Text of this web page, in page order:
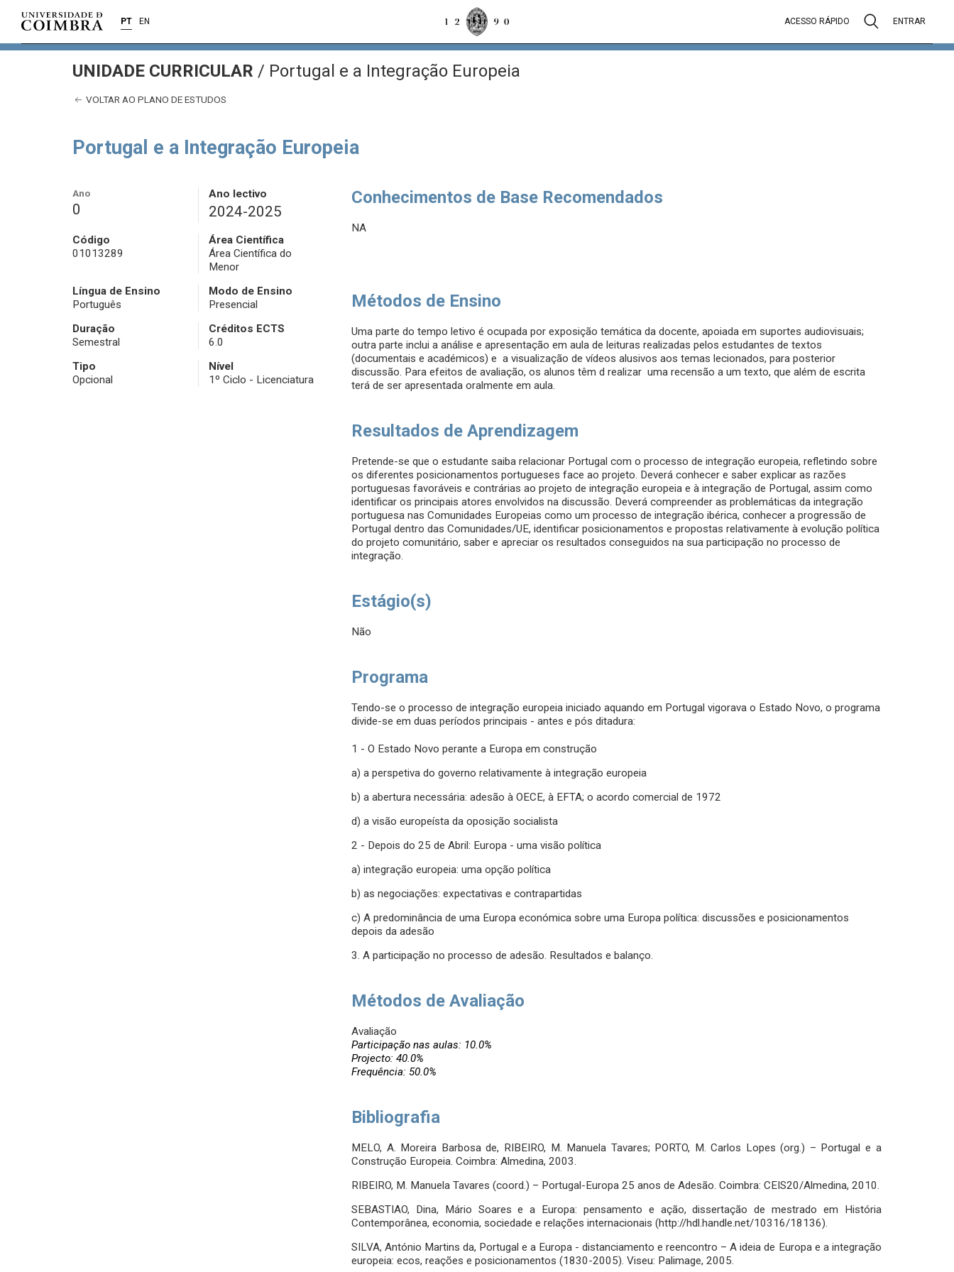
PT EN ACESSO RÁPIDO ENTRAR
UNIDADE CURRICULAR / Portugal e a Integração Europeia
VOLTAR AO PLANO DE ESTUDOS
Portugal e a Integração Europeia
Ano
0
Ano lectivo
2024-2025
Código
01013289
Área Científica
Área Científica do
Menor
Língua de Ensino
Português
Modo de Ensino
Presencial
Duração
Semestral
Créditos ECTS
6.0
Tipo
Opcional
Nível
1º Ciclo - Licenciatura
Conhecimentos de Base Recomendados
NA
Métodos de Ensino
Uma parte do tempo letivo é ocupada por exposição temática da docente, apoiada em suportes audiovisuais;
outra parte inclui a análise e apresentação em aula de leituras realizadas pelos estudantes de textos
(documentais e académicos) e a visualização de vídeos alusivos aos temas lecionados, para posterior
discussão. Para efeitos de avaliação, os alunos têm d realizar uma recensão a um texto, que além de escrita
terá de ser apresentada oralmente em aula.
Resultados de Aprendizagem
Pretende-se que o estudante saiba relacionar Portugal com o processo de integração europeia, refletindo sobre
os diferentes posicionamentos portugueses face ao projeto. Deverá conhecer e saber explicar as razões
portuguesas favoráveis e contrárias ao projeto de integração europeia e à integração de Portugal, assim como
identificar os principais atores envolvidos na discussão. Deverá compreender as problemáticas da integração
portuguesa nas Comunidades Europeias como um processo de integração ibérica, conhecer a progressão de
Portugal dentro das Comunidades/UE, identificar posicionamentos e propostas relativamente à evolução política
do projeto comunitário, saber e apreciar os resultados conseguidos na sua participação no processo de
integração.
Estágio(s)
Não
Programa
Tendo-se o processo de integração europeia iniciado aquando em Portugal vigorava o Estado Novo, o programa
divide-se em duas períodos principais - antes e pós ditadura:
1 - O Estado Novo perante a Europa em construção
a) a perspetiva do governo relativamente à integração europeia
b) a abertura necessária: adesão à OECE, à EFTA; o acordo comercial de 1972
d) a visão europeísta da oposição socialista
2 - Depois do 25 de Abril: Europa - uma visão política
a) integração europeia: uma opção política
b) as negociações: expectativas e contrapartidas
c) A predominância de uma Europa económica sobre uma Europa política: discussões e posicionamentos
depois da adesão
3. A participação no processo de adesão. Resultados e balanço.
Métodos de Avaliação
Avaliação
Participação nas aulas: 10.0%
Projecto: 40.0%
Frequência: 50.0%
Bibliografia
MELO, A. Moreira Barbosa de, RIBEIRO, M. Manuela Tavares; PORTO, M. Carlos Lopes (org.) – Portugal e a
Construção Europeia. Coimbra: Almedina, 2003.
RIBEIRO, M. Manuela Tavares (coord.) – Portugal-Europa 25 anos de Adesão. Coimbra: CEIS20/Almedina, 2010.
SEBASTIAO, Dina, Mário Soares e a Europa: pensamento e ação, dissertação de mestrado em História
Contemporânea, economia, sociedade e relações internacionais (http://hdl.handle.net/10316/18136).
SILVA, António Martins da, Portugal e a Europa - distanciamento e reencontro – A ideia de Europa e a integração
europeia: ecos, reações e posicionamentos (1830-2005). Viseu: Palimage, 2005.